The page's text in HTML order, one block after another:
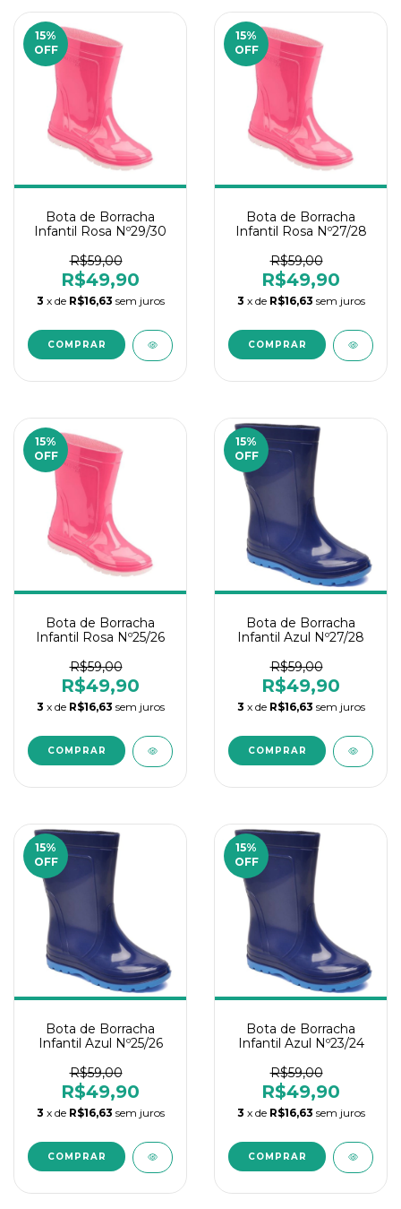
15%
OFF
Bota de Borracha
Infantil Rosa Nº29/30
R$59,00
R$49,90
3 x de R$16,63 sem juros
15%
OFF
Bota de Borracha
Infantil Rosa Nº27/28
R$59,00
R$49,90
3 x de R$16,63 sem juros
15%
OFF
Bota de Borracha
Infantil Rosa Nº25/26
R$59,00
R$49,90
3 x de R$16,63 sem juros
15%
OFF
Bota de Borracha
Infantil Azul Nº27/28
R$59,00
R$49,90
3 x de R$16,63 sem juros
15%
OFF
Bota de Borracha
Infantil Azul Nº25/26
R$59,00
R$49,90
3 x de R$16,63 sem juros
15%
OFF
Bota de Borracha
Infantil Azul Nº23/24
R$59,00
R$49,90
3 x de R$16,63 sem juros